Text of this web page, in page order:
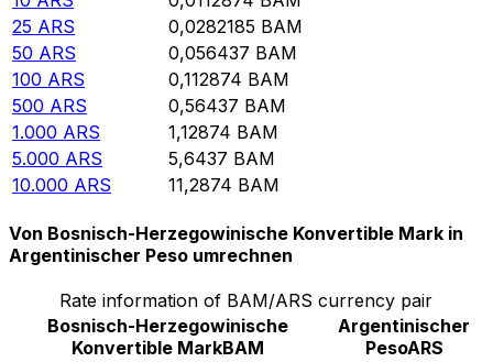
25 ARS 0,0282185 BAM
50 ARS 0,056437 BAM
100 ARS 0,112874 BAM
500 ARS 0,56437 BAM
1.000 ARS 1,12874 BAM
5.000 ARS 5,6437 BAM
10.000 ARS 11,2874 BAM
Von Bosnisch-Herzegowinische Konvertible Mark in
Argentinischer Peso umrechnen
Rate information of BAM/ARS currency pair
Bosnisch-Herzegowinische
Konvertible MarkBAM
Argentinischer
PesoARS